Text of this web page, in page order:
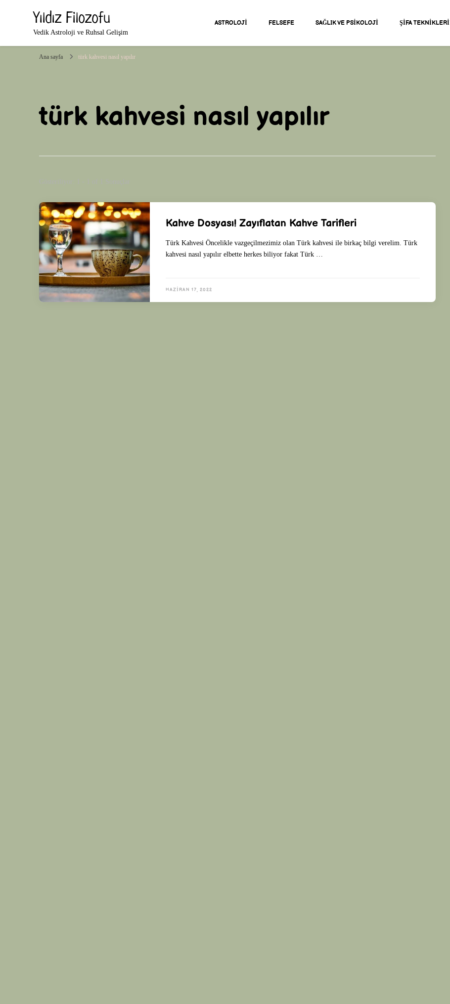
Yıldız Filozofu
Vedik Astroloji ve Ruhsal Gelişim
ASTROLOJI FELSEFE SAĞLIK VE PSIKOLOJI ŞIFA TEKNIKLERI
Ana sayfa türk kahvesi nasıl yapılır
türk kahvesi nasıl yapılır
Gösteriliyor: 1 - 1 of 1 Sonuçlar
Kahve Dosyası! Zayıflatan Kahve Tarifleri
Türk Kahvesi Öncelikle vazgeçilmezimiz olan Türk kahvesi ile birkaç bilgi verelim. Türk
kahvesi nasıl yapılır elbette herkes biliyor fakat Türk …
HAZIRAN 17, 2022